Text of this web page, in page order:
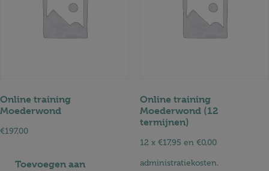
Online training
Moederwond
€197,00
Toevoegen aan
Online training
Moederwond (12
termijnen)
12 x €17,95 en €0,00
administratiekosten.